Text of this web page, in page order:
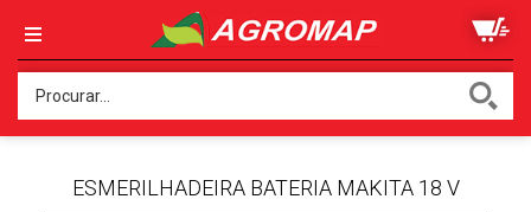
ESMERILHADEIRA BATERIA MAKITA 18 V